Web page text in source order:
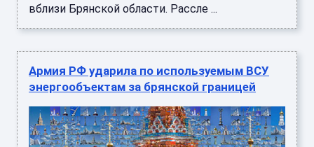
вблизи Брянской области. Рассле ...
Армия РФ ударила по используемым ВСУ
энергообъектам за брянской границей